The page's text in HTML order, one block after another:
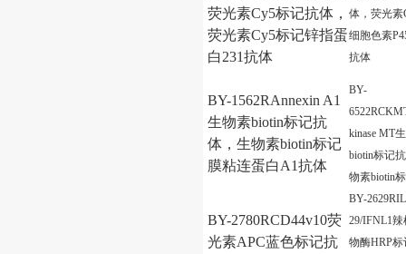
荧光素Cy5标记抗体，
荧光素Cy5标记锌指蛋
白231抗体
体，荧光素
细胞色素
抗体
BY-1562RAnnexin A1
生物素biotin标记抗
体，生物素biotin标记
膜粘连蛋白A1抗体
BY-
kinase MT
biotin标记
物素biotin
BY-2780RCD44v10荧
光素APC蓝色标记抗
BY-
29/IFNL1
物酶HRP